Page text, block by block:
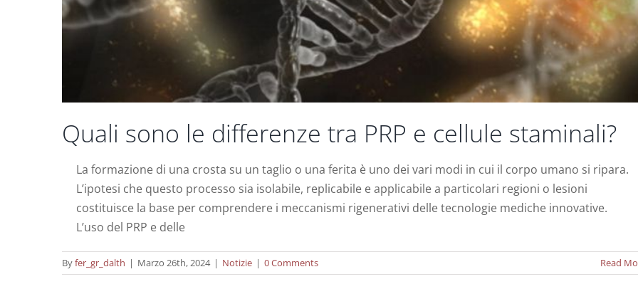
Quali sono le differenze tra PRP e cellule staminali?
La formazione di una crosta su un taglio o una ferita è uno dei vari modi in cui il corpo umano si ripara.
L’ipotesi che questo processo sia isolabile, replicabile e applicabile a particolari regioni o lesioni
costituisce la base per comprendere i meccanismi rigenerativi delle tecnologie mediche innovative.
L’uso del PRP e delle
Byfer_gr_dalth | Marzo 26th, 2024 | Notizie | 0 Comments Read
Terapia con cellule staminali e plasma ricco di piastrine in medicina rigenerativa – Una